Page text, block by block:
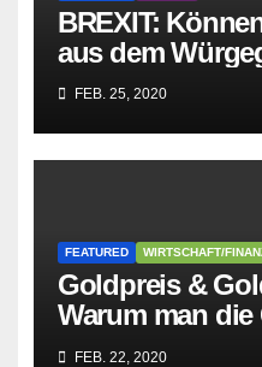
BREXIT:
aus dem
parasitären EU-
FEB. 25, 2020
FEATURED WIRTSCHAFT/
Goldpreis &
Warum man
besser Profis
FEB. 22, 2020